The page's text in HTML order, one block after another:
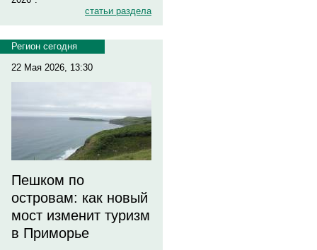
статьи раздела
Регион сегодня
22 Мая 2026, 13:30
Пешком по
островам: как новый
мост изменит туризм
в Приморье